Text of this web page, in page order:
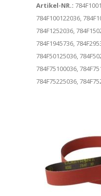
Artikel-NR.:
784F100122036,
784F1252036,
784F1945736,
784F50125036,
784F75100036,
784F75225036,